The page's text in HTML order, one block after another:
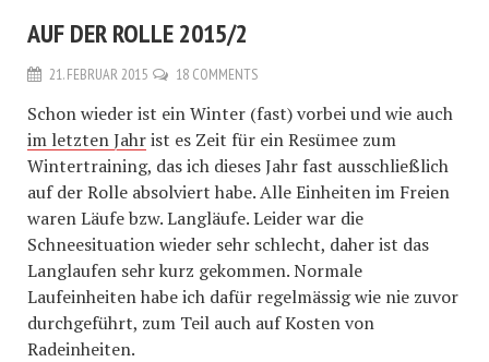
AUF DER ROLLE 2015/2
21. FEBRUAR 2015 18 COMMENTS
Schon wieder ist ein Winter (fast) vorbei und wie auch
im letzten Jahrist es Zeit für ein Resümee zum
Wintertraining, das ich dieses Jahr fast ausschließlich
auf der Rolle absolviert habe. Alle Einheiten im Freien
waren Läufe bzw. Langläufe. Leider war die
Schneesituation wieder sehr schlecht, daher ist das
Langlaufen sehr kurz gekommen. Normale
Laufeinheiten habe ich dafür regelmässig wie nie zuvor
durchgeführt, zum Teil auch auf Kosten von
Radeinheiten.